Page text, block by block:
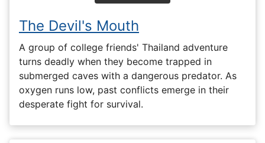
The Devil's Mouth
A group of college friends' Thailand adventure
turns deadly when they become trapped in
submerged caves with a dangerous predator. As
oxygen runs low, past conflicts emerge in their
desperate fight for survival.